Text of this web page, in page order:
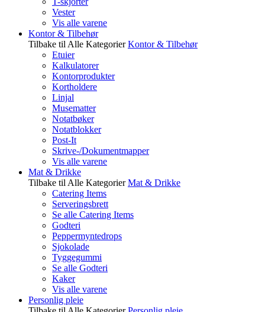
Vester
Vis alle varene
Kontor & Tilbehør
Tilbake til Alle Kategorier Kontor & Tilbehør
Etuier
Kalkulatorer
Kontorprodukter
Kortholdere
Linjal
Musematter
Notatbøker
Notatblokker
Post-It
Skrive-/Dokumentmapper
Vis alle varene
Mat & Drikke
Tilbake til Alle Kategorier Mat & Drikke
Catering Items
Serveringsbrett
Se alle Catering Items
Godteri
Peppermyntedrops
Sjokolade
Tyggegummi
Se alle Godteri
Kaker
Vis alle varene
Personlig pleie